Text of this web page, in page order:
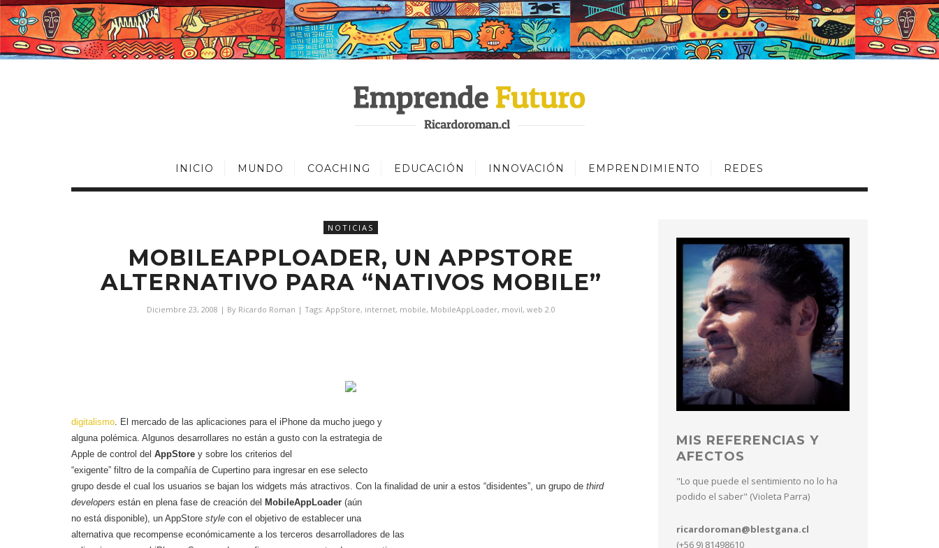
INICIO MUNDO COACHING EDUCACIÓN INNOVACIÓN EMPRENDIMIENTO REDES
NOTICIAS
MOBILEAPPLOADER, UN APPSTORE
ALTERNATIVO PARA “NATIVOS MOBILE”
Diciembre 23, 2008 | By Ricardo Roman | Tags: AppStore, internet, mobile, MobileAppLoader, movil, web 2.0
digitalismo. El mercado de las aplicaciones para el iPhone da mucho juego y
alguna polémica. Algunos desarrollares no están a gusto con la estrategia de
Apple de control del AppStore y sobre los criterios del
“exigente” filtro de la compañía de Cupertino para ingresar en ese selecto
grupo desde el cual los usuarios se bajan los widgets más atractivos. Con la finalidad de unir a estos “disidentes”, un grupo de third
developers están en plena fase de creación del MobileAppLoader (aún
no está disponible), un AppStore style con el objetivo de establecer una
alternativa que recompense económicamente a los terceros desarrolladores de las
MIS REFERENCIAS Y
AFECTOS
"Lo que puede el sentimiento no lo ha
podido el saber" (Violeta Parra)
ricardoroman@blestgana.cl
(+56 9) 81498610